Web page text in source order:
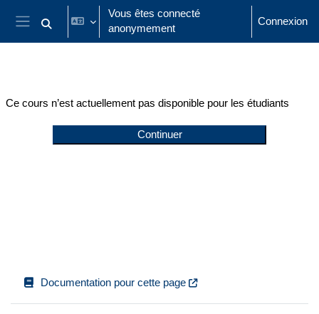
Passer au contenu principal
Panneau latéral
Activer/désactiver la saisie de recherche
Vous êtes connecté
anonymement
Connexion
Ce cours n’est actuellement pas disponible pour les étudiants
Continuer
Documentation pour cette page